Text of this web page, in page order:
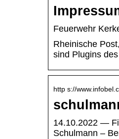
Feuerwehr
Rheinische
sind Plugins
http s://
14.10.2022 —
Schulmann –